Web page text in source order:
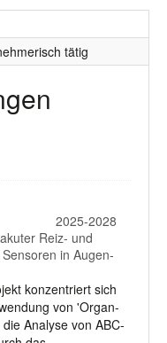
tätig
2025-2028
Reiz- und
in Augen-
konzentriert sich
von 'Organ-
Analyse von ABC-